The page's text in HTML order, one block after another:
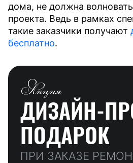
дома, не должна
проекта. Ведь в рамках
такие заказчики получают
бесплатно.
Акция
ДИЗАЙН-
ПОДАРОК
ПРИ ЗАКАЗЕ